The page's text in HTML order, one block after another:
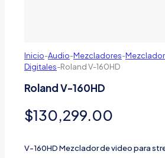
Inicio-Audio-Mezcladores-
Digitales-Roland V-160HD
Roland V-160HD
$130,299.00
V-160HD Mezclador de video para